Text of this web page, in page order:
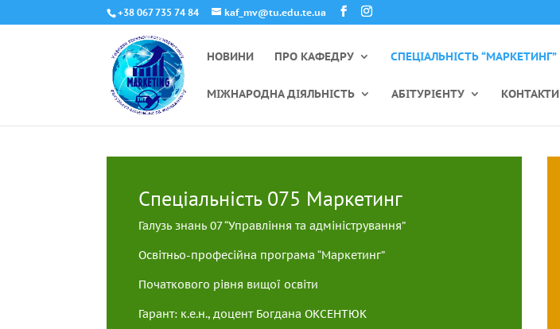
+38 067 735 74 84 kaf_mv@tu.edu.te.ua
НОВИНИ ПРО КАФЕДРУ СПЕЦІАЛЬНІСТЬ “МАРКЕТИНГ”
МІЖНАРОДНА ДІЯЛЬНІСТЬ АБІТУРІЄНТУ КОНТАКТИ
Спеціальність 075 Маркетинг
Галузь знань 07 “Управління та адміністрування”
Освітньо-професійна програма “Маркетинг”
Початкового рівня вищої освіти
Гарант: к.е.н., доцент Богдана ОКСЕНТЮК